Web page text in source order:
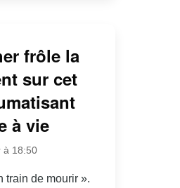
frôle la
sur cet
à vie
à 18:50
train de mourir ».